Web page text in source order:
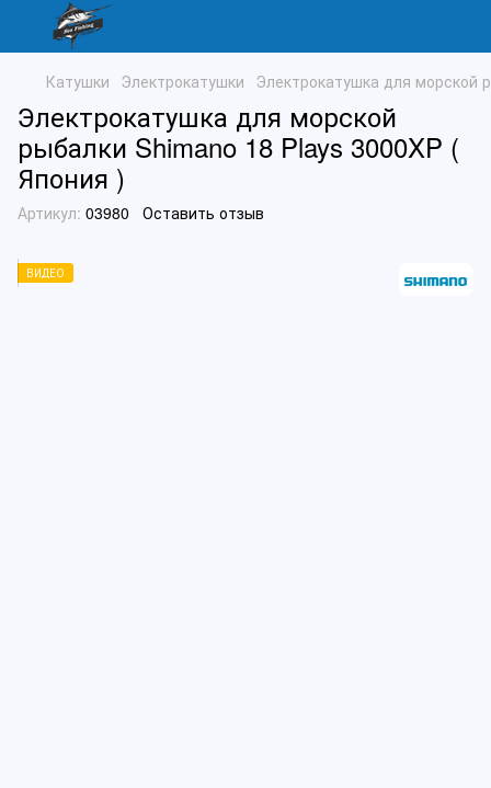
Катушки Электрокатушки Электрокатушка для морской
Электрокатушка для морской
рыбалки Shimano 18 Plays 3000XP (
Япония )
Артикул: 03980 Оставить отзыв
ВИДЕО